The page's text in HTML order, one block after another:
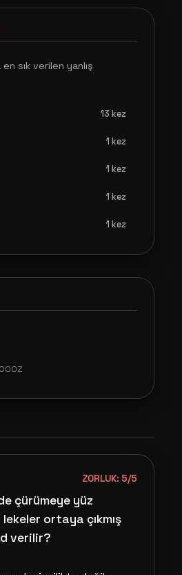
sık verilen yanlış
13 kez
1 kez
1 kez
1 kez
1 kez
ZORLUK: 5/5
çürümeye yüz
ortaya çıkmış
verilir?